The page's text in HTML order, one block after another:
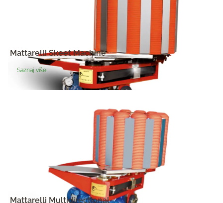
Mattarelli Skeet Machine
Saznaj više
Mattarelli Multidirectional